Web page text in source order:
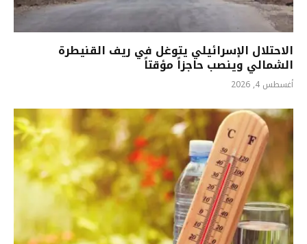
الاحتلال الإسرائيلي يتوغل في ريف القنيطرة
الشمالي وينصب حاجزاً مؤقتاً
أغسطس 4, 2026